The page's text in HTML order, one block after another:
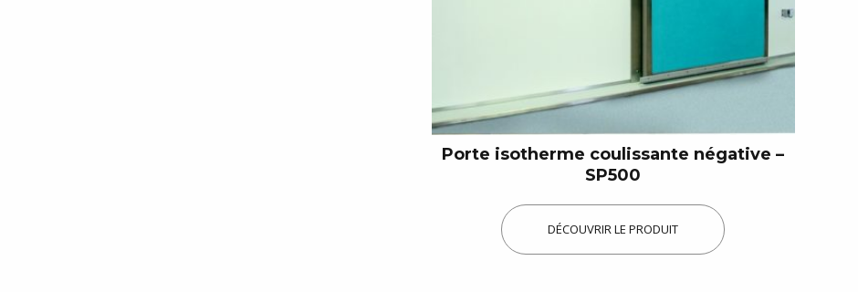
Porte isotherme coulissante négative –
SP500
DÉCOUVRIR LE PRODUIT